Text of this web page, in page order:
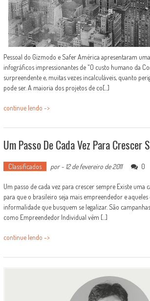
Pessoal do Gizmodo e Safer América apresentaram
infográficos impressionantes de "O custo humano da
surpreendente e, muitas vezes incalculáveis, quanto
pode ser. A maioria dos projetos de co[...]
continue lendo ->
Um Passo De Cada Vez Para Crescer
Classificados por- 12 de fevereiro de 2011 0
Um passo de cada vez para crescer sempre Existe
para que o brasileiro seja mais empreendedor e aqueles
informalidade que busquem se legalizar. São
como Empreendedor Individual vêm [...]
continue lendo ->